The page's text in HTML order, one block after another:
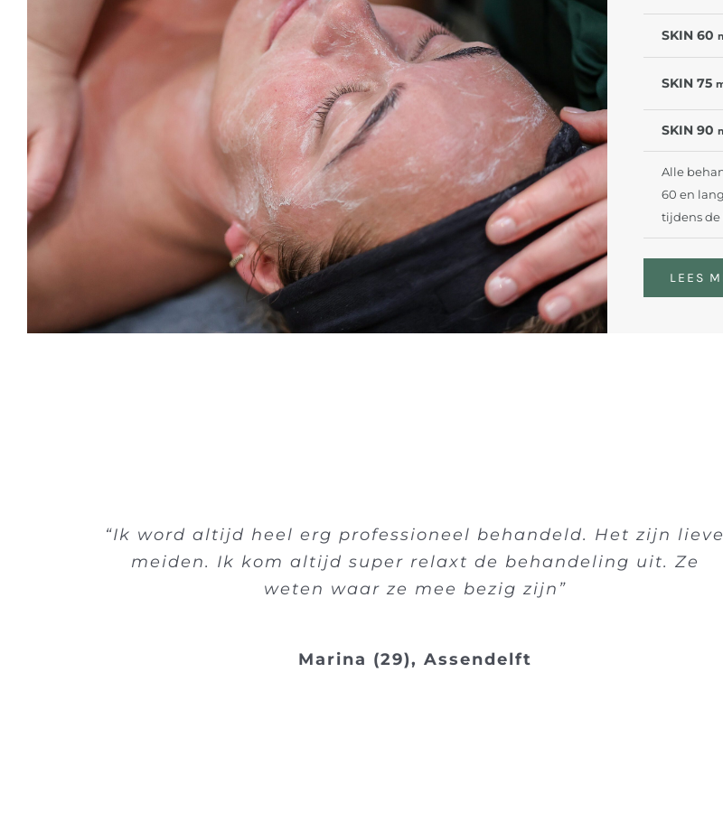
SKIN 60
SKIN 75
SKIN 90
Alle
60 en
tijdens
LEES
“Ik word altijd heel erg professioneel behandeld. Het zijn lieve
meiden. Ik kom altijd super relaxt de behandeling uit. Ze
weten waar ze mee bezig zijn”
Marina (29), Assendelft